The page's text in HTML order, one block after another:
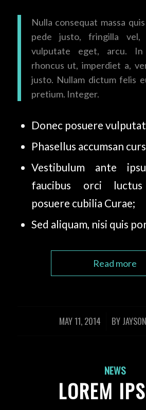
Nulla consequat massa
pede justo, fringilla vel,
vulputate eget, arcu.
rhoncus ut, imperdiet a,
justo. Nullam dictum felis
pretium. Integer.
Donec posuere
Phasellus accumsan
Vestibulum ante
faucibus orci
posuere cubilia Curae;
Sed aliquam, nisi quis
Read more
MAY 11, 2014
/ BY
NEWS
LOREM